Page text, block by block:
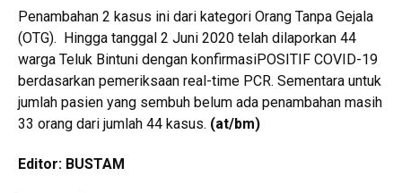
Penambahan 2 kasus ini dari kategori Orang Tanpa Gejala
(OTG). Hingga tanggal 2 Juni 2020 telah dilaporkan 44
warga Teluk Bintuni dengan konfirmasiPOSITIF COVID-19
berdasarkan pemeriksaan real-time PCR. Sementara untuk
jumlah pasien yang sembuh belum ada penambahan masih
33 orang dari jumlah 44 kasus. (at/bm)
Editor: BUSTAM